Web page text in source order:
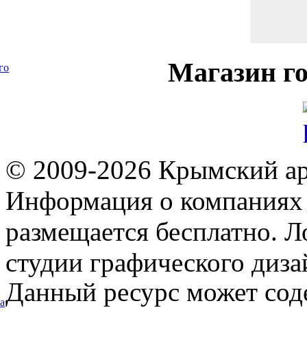
Магазин
© 2009-2026 Крымский
Информация о компаниях
размещается бесплатно.
студии графического
Данный ресурс может